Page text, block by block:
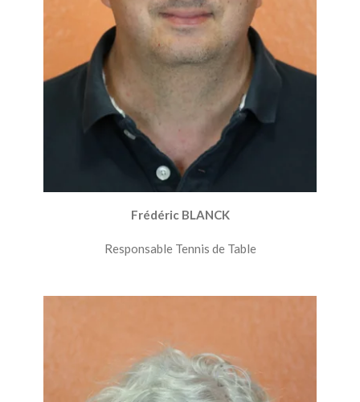
Frédéric BLANCK
Responsable Tennis de Table